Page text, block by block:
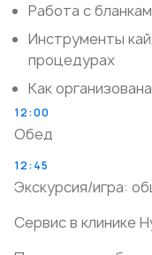
Работа с
Инструменты
процедурах
Как
12:00
Обед
12:45
Экскурсия/игра:
Сервис в клинике